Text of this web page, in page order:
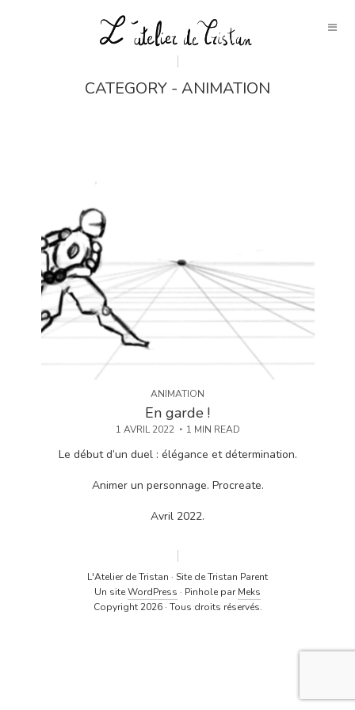
CATEGORY - ANIMATION
ANIMATION
En garde !
1 AVRIL 2022 1 MIN READ
Le début d’un duel : élégance et détermination.
Animer un personnage. Procreate.
Avril 2022.
L'Atelier de Tristan · Site de Tristan Parent
Un siteWordPress · Pinhole parMeks
Copyright 2026 · Tous droits réservés.